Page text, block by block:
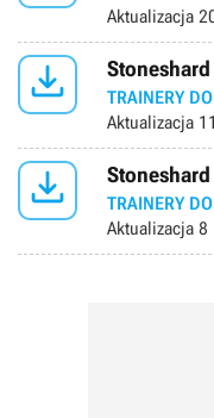
Aktualizacja
 TRAINERY
Aktualizacja
 TRAINERY
Aktualizacja 8